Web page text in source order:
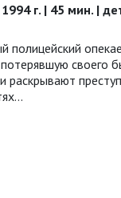
г. | 45 мин. |
полицейский
своего
раскрывают